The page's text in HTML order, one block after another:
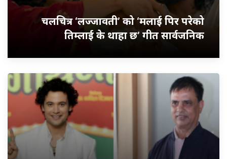
चलचित्र ‘लज्जावती’ को ‘मलाई पिर परेको
तिम्लाई के थाहा छ’ गीत सार्वजनिक